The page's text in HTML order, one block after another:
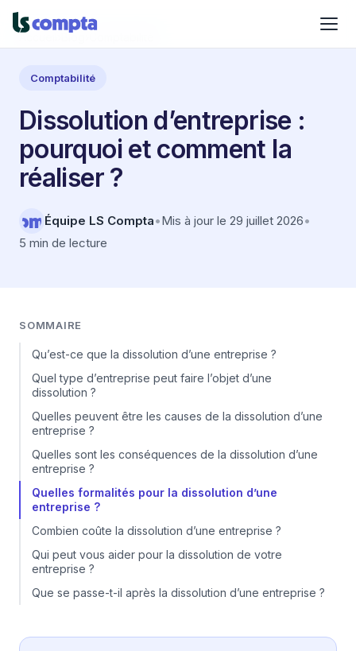
Accueil Blog
Comptabilité
Dissolution d’entreprise :
pourquoi et comment la
réaliser ?
Équipe LS Compta•Mis à jour le 29 juillet 2026•
5 min de lecture
SOMMAIRE
Qu’est-ce que la dissolution d’une entreprise ?
Quel type d’entreprise peut faire l’objet d’une
dissolution ?
Quelles peuvent être les causes de la dissolution d’une
entreprise ?
Quelles sont les conséquences de la dissolution d’une
entreprise ?
Quelles formalités pour la dissolution d’une
entreprise ?
Combien coûte la dissolution d’une entreprise ?
Qui peut vous aider pour la dissolution de votre
entreprise ?
Que se passe-t-il après la dissolution d’une entreprise ?